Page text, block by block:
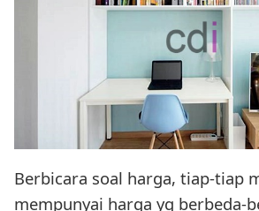
Berbicara soal harga, tiap-tiap
mempunyai harga yg berbeda-